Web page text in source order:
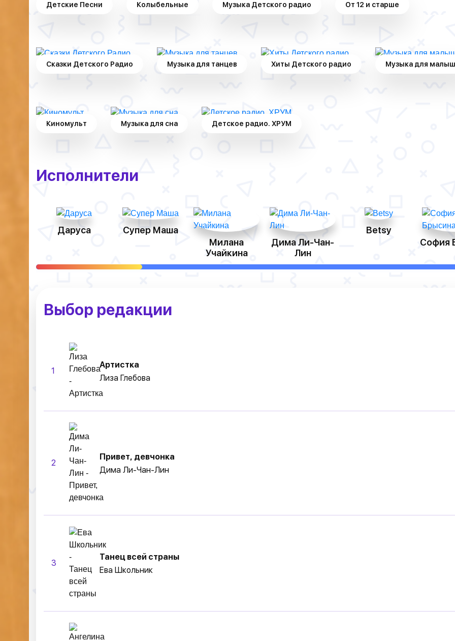
Детские Песни Колыбельные Музыка Детского радио От 12 и старше
Сказки Детского Радио Музыка для танцев Хиты Детского радио Музыка для
Киномульт Музыка для сна Детское радио. ХРУМ
Исполнители
Даруса
Супер Маша
Милана
Учайкина
Дима Ли-Чан-
Лин
Betsy
София
Выбор редакции
1
Артистка
Лиза Глебова
2
Привет, девчонка
Дима Ли-Чан-Лин
3
Танец всей страны
Ева Школьник